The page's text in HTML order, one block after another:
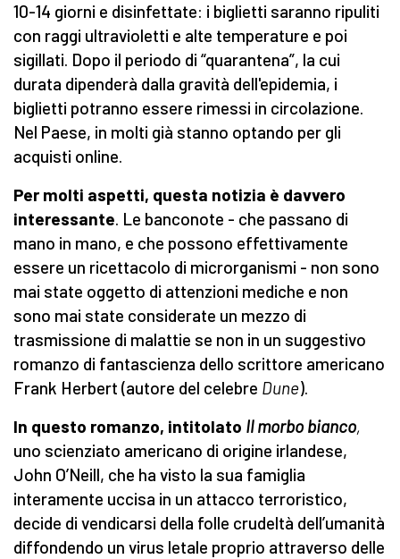
10-14 giorni e disinfettate: i biglietti saranno ripuliti
con raggi ultravioletti e alte temperature e poi
sigillati. Dopo il periodo di “quarantena”, la cui
durata dipenderà dalla gravità dell'epidemia, i
biglietti potranno essere rimessi in circolazione.
Nel Paese, in molti già stanno optando per gli
acquisti online.
Per molti aspetti, questa notizia è davvero
interessante. Le banconote - che passano di
mano in mano, e che possono effettivamente
essere un ricettacolo di microrganismi - non sono
mai state oggetto di attenzioni mediche e non
sono mai state considerate un mezzo di
trasmissione di malattie se non in un suggestivo
romanzo di fantascienza dello scrittore americano
Frank Herbert (autore del celebre Dune).
In questo romanzo, intitolato Il morbo bianco,
uno scienziato americano di origine irlandese,
John O’Neill, che ha visto la sua famiglia
interamente uccisa in un attacco terroristico,
decide di vendicarsi della folle crudeltà dell’umanità
diffondendo un virus letale proprio attraverso delle